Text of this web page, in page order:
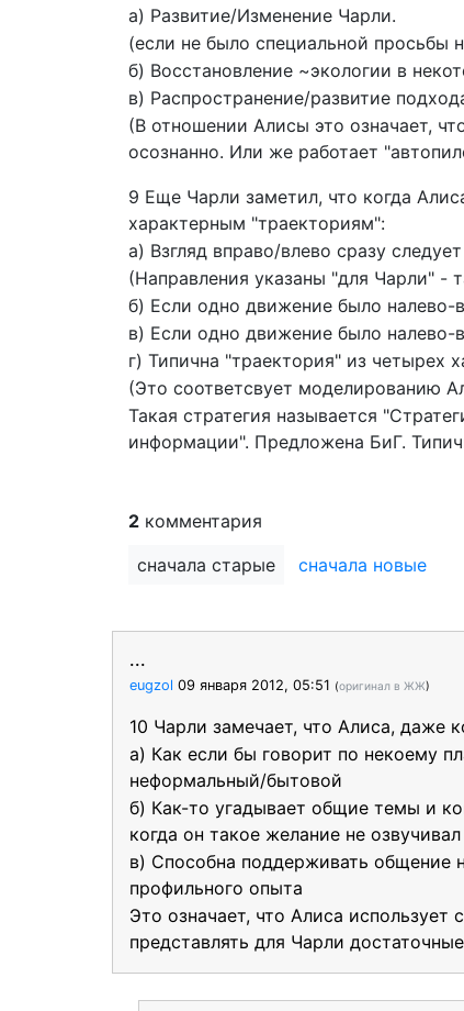
а) Развитие/Изменение Чарли.
(если не было специальной
б) Восстановление ~экологии в
в) Распространение/развитие
(В отношении Алисы это означает,
осознанно. Или же работает
9 Еще Чарли заметил, что когда
характерным "траекториям":
а) Взгляд вправо/влево сразу
(Направления указаны "для Чарли" -
б) Если одно движение было налево-
в) Если одно движение было налево-
г) Типична "траектория" из четырех
(Это соответсвует моделированию
Такая стратегия называется
информации". Предложена БиГ.
2 комментария
сначала старые
сначала новые
...
eugzol 09 января 2012, 05:51 (оригинал в ЖЖ)
10 Чарли замечает, что Алиса, даже
а) Как если бы говорит по некоему
неформальный/бытовой
б) Как-то угадывает общие темы и
когда он такое желание не озвучивал
в) Способна поддерживать общение
профильного опыта
Это означает, что Алиса
представлять для Чарли